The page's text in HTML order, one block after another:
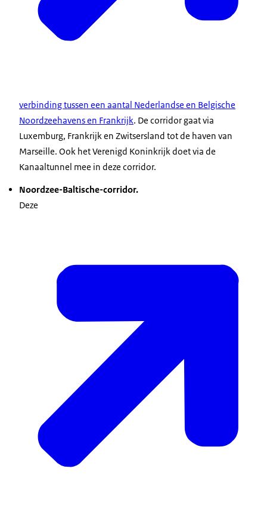
verbinding tussen een aantal Nederlandse en Belgische
Noordzeehavens en Frankrijk. De corridor gaat via
Luxemburg, Frankrijk en Zwitsersland tot de haven van
Marseille. Ook het Verenigd Koninkrijk doet via de
Kanaaltunnel mee in deze corridor.
Noordzee-Baltische-corridor.
Deze